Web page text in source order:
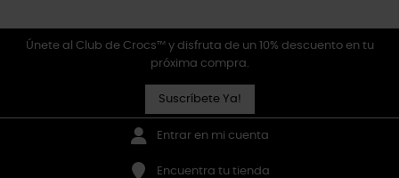
Únete al Club de Crocs™ y disfruta de un 10% descuento en tu
próxima compra.
Suscríbete Ya!
Entrar en mi cuenta
Encuentra tu tienda